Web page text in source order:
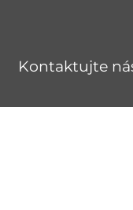
Kontaktujte